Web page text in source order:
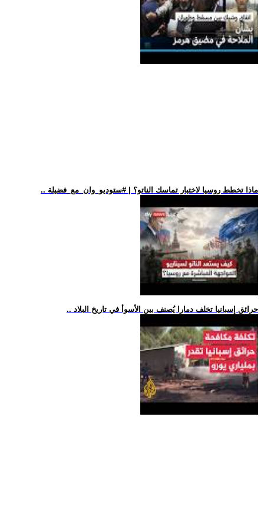
.. ماذا تخطط روسيا لاختبار تماسك الناتو؟ | #ستوديو_وان_مع_فضيلة
.. حرائق إسبانيا تخلف دمارا يُصنف بين الأسوأ في تاريخ البلاد